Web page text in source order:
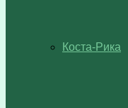
Коста-Рика